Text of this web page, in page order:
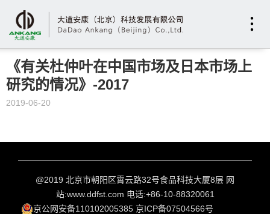
《有关杜仲叶在中国市场及日本市场上
研究的情况》-2017
2019-06-20
@2019 北京市朝阳区霄云路32号食品科技大厦8层 网
站:www.ddfst.com 电话:+86-10-88320061
京公网安备110102005385 京ICP备07504566号